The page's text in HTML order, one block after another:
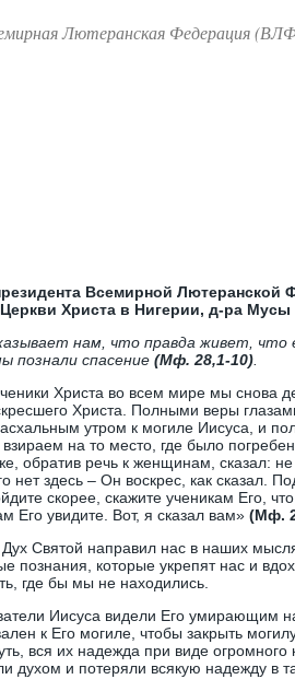
Лютеранская Федерация
Всемирной Лютеранской
Христа в Нигерии, д-ра
нам, что правда живет, что
познали спасение (Мф. 28,1-10)
Христа во всем мире мы снова
Христа. Полными веры
утром к могиле Иисуса, и
на то место, где было
обратив речь к женщинам, сказал:
нет здесь – Он воскрес, как сказал.
скорее, скажите ученикам Его,
Его увидите. Вот, я сказал вам» (Мф.
Святой направил нас в наших
познания, которые укрепят нас и
где бы мы не находились.
Иисуса видели Его умирающим
к Его могиле, чтобы закрыть
вся их надежда при виде огромного
духом и потеряли всякую надежду в